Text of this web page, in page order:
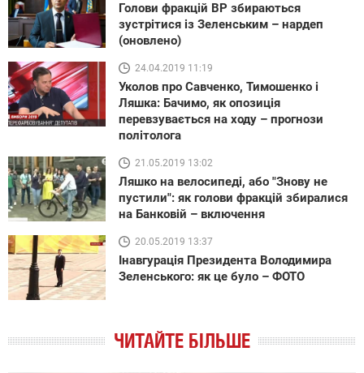
Голови фракцій ВР збираються
зустрітися із Зеленським – нардеп
(оновлено)
24.04.2019 11:19
Уколов про Савченко, Тимошенко і
Ляшка: Бачимо, як опозиція
перевзувається на ходу – прогнози
політолога
21.05.2019 13:02
Ляшко на велосипеді, або "Знову не
пустили": як голови фракцій збиралися
на Банковій – включення
20.05.2019 13:37
Інавгурація Президента Володимира
Зеленського: як це було – ФОТО
ЧИТАЙТЕ БІЛЬШЕ